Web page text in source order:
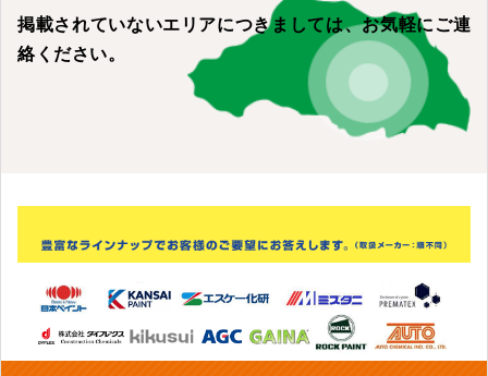
掲載されていないエリアにつきましては、お気軽にご連
絡ください。